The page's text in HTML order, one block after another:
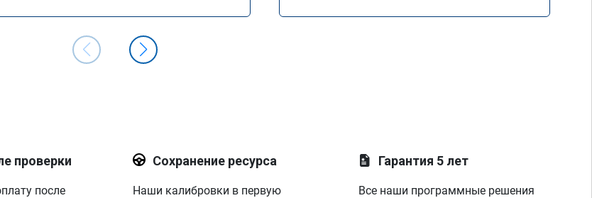
проверки
после
Сохранение ресурса
Наши калибровки в первую
Гарантия 5 лет
Все наши программные решения